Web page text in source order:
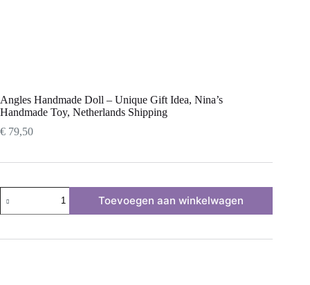
Angles Handmade Doll – Unique Gift Idea, Nina’s
Handmade Toy, Netherlands Shipping
€ 79,50
Angles
Handmade
Doll
Unique
Toevoegen aan winkelwagen